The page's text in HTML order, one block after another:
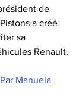
de
a créé
sa
Renault.
Manuela